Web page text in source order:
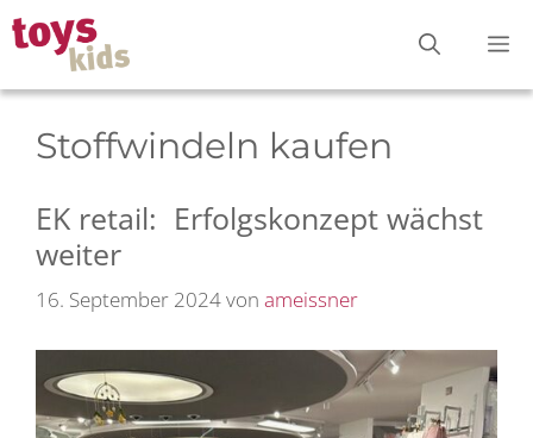
Zum
Inhalt
springen
Stoffwindeln kaufen
EK retail: Erfolgskonzept wächst
weiter
16. September 2024von ameissner